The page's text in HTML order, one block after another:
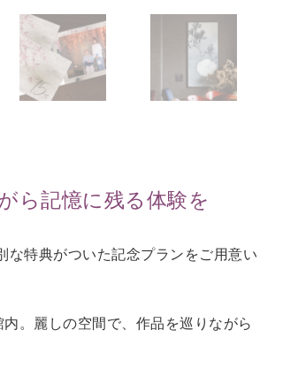
ら記憶に残る体験を
な特典がついた記念プランをご用意い
。麗しの空間で、作品を巡りながら